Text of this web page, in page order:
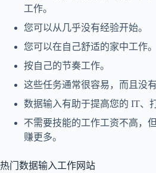
工作。
您可以从几乎没有经验开始。
您可以在自己舒适的家中工作。
按自己的节奏工作。
这些任务通常很容易，而且没
数据输入有助于提高您的 IT、
不需要技能的工作工资不高，
赚更多。
热门数据输入工作网站